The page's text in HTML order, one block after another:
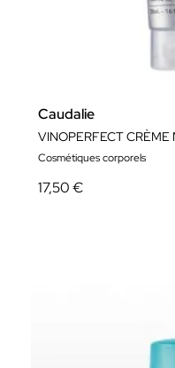
Caudalie
Cosmétiques corporels
17,50 €